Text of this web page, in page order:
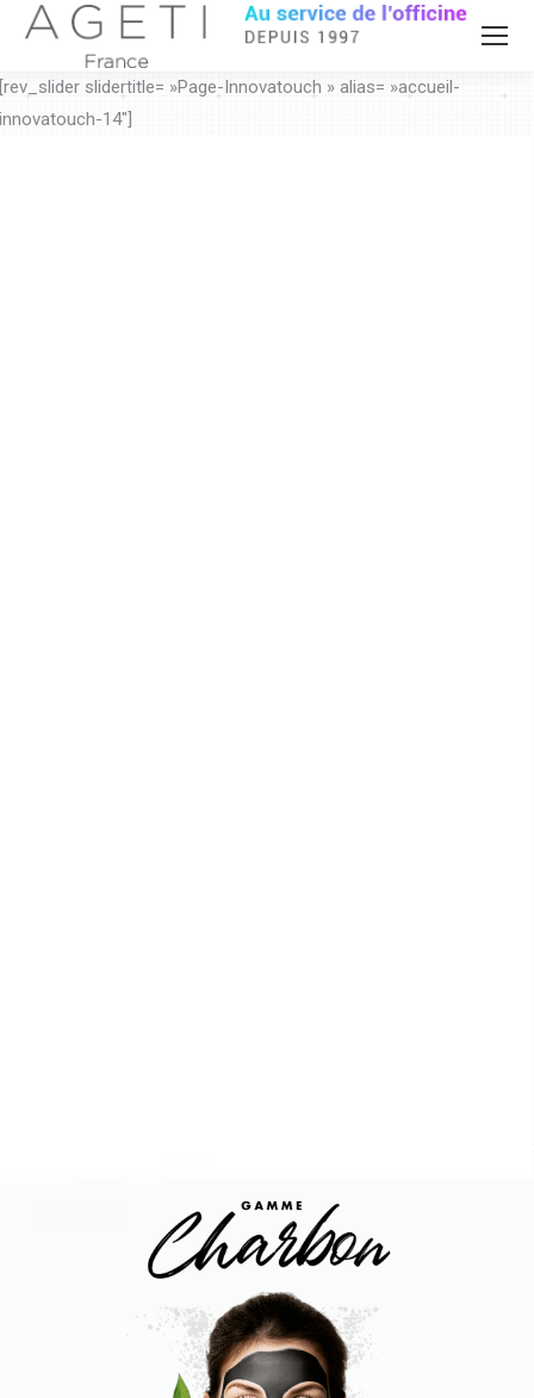
slidertitle= »Page-Innovatouch » alias= »accueil-
14″]